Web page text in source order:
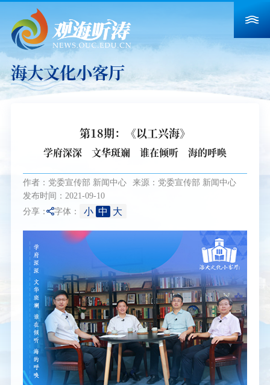
海大文化小客厅
第18期：《以工兴海》
学府深深 文华斑斓 谁在倾听 海的呼唤
作者：党委宣传部 新闻中心
来源：党委宣传部 新闻中心
发布时间：2021-09-10
分享： 字体： 小 中 大